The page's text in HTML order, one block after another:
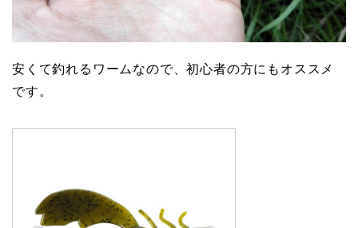
安くて釣れるワームなので、初心者の方にもオススメ
です。